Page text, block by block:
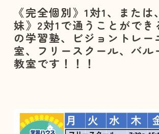
《完全個別》1対1、または
妹》2対1で通うことができ
の学習塾、ビジョントレー
室、フリースクール、バル
教室です！！！